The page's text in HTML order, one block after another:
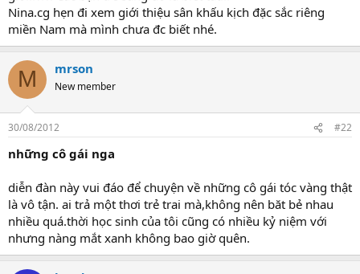
Nina.cg hẹn đi xem giới thiệu sân khấu kịch đặc sắc riêng
miền Nam mà mình chưa đc biết nhé.
M mrson
New member
30/08/2012 #22
những cô gái nga
diễn đàn này vui đáo để chuyện về những cô gái tóc vàng thật
là vô tận. ai trả một thơi trẻ trai mà,không nên băt bẻ nhau
nhiều quá.thời học sinh của tôi cũng có nhiều kỷ niệm với
nhưng nàng mắt xanh không bao giờ quên.